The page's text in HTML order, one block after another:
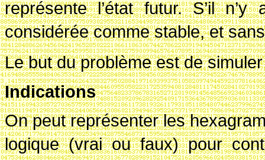
représente l’état futur. S’il
considérée comme stable, et
Le but du problème est de
Indications
On peut représenter les
logique (vrai ou faux) pour